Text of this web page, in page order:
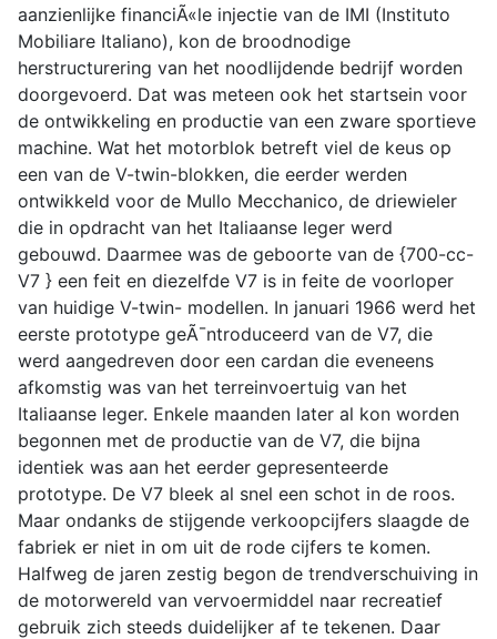
aanzienlijke financiÃ«le injectie van de IMI (Instituto
Mobiliare Italiano), kon de broodnodige
herstructurering van het noodlijdende bedrijf worden
doorgevoerd. Dat was meteen ook het startsein voor
de ontwikkeling en productie van een zware sportieve
machine. Wat het motorblok betreft viel de keus op
een van de V-twin-blokken, die eerder werden
ontwikkeld voor de Mullo Mecchanico, de driewieler
die in opdracht van het Italiaanse leger werd
gebouwd. Daarmee was de geboorte van de {700-cc-
V7 } een feit en diezelfde V7 is in feite de voorloper
van huidige V-twin- modellen. In januari 1966 werd het
eerste prototype geÃ¯ntroduceerd van de V7, die
werd aangedreven door een cardan die eveneens
afkomstig was van het terreinvoertuig van het
Italiaanse leger. Enkele maanden later al kon worden
begonnen met de productie van de V7, die bijna
identiek was aan het eerder gepresenteerde
prototype. De V7 bleek al snel een schot in de roos.
Maar ondanks de stijgende verkoopcijfers slaagde de
fabriek er niet in om uit de rode cijfers te komen.
Halfweg de jaren zestig begon de trendverschuiving in
de motorwereld van vervoermiddel naar recreatief
gebruik zich steeds duidelijker af te tekenen. Daar